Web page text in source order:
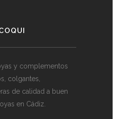
y complementos
colgantes,
de calidad a buen
en Cádiz.